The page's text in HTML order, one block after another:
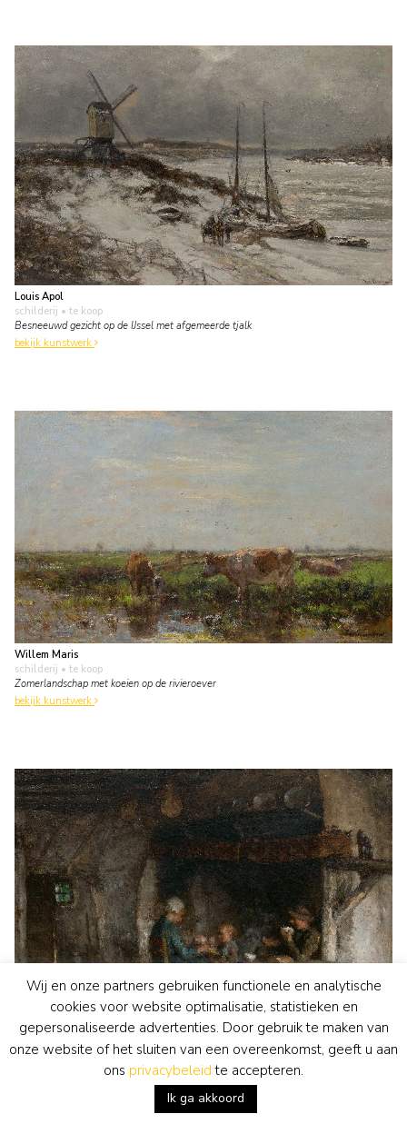
Louis Apol
schilderij • te koop
Besneeuwd gezicht op de IJssel met afgemeerde tjalk
bekijk kunstwerk
Willem Maris
schilderij • te koop
Zomerlandschap met koeien op de rivieroever
bekijk kunstwerk
Wij en onze partners gebruiken functionele en analytische
cookies voor website optimalisatie, statistieken en
gepersonaliseerde advertenties. Door gebruik te maken van
onze website of het sluiten van een overeenkomst, geeft u aan
ons privacybeleid te accepteren.
Ik ga akkoord